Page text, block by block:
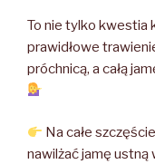
To nie tylko kwestia
prawidłowe
próchnicą, a całą
Na całe
nawilżać jamę ustną